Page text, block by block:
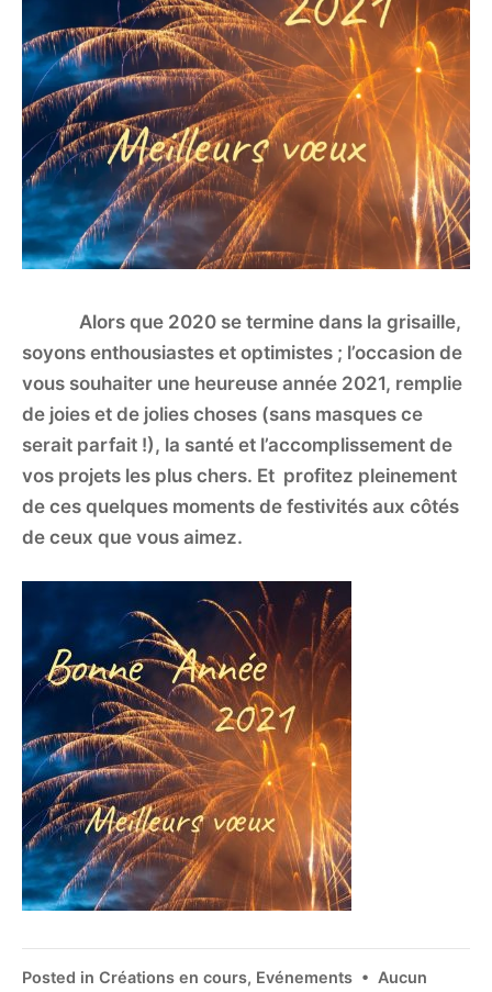
Alors que 2020 se termine dans la grisaille,
soyons enthousiastes et optimistes ; l’occasion de
vous souhaiter une heureuse année 2021, remplie
de joies et de jolies choses (sans masques ce
serait parfait !), la santé et l’accomplissement de
vos projets les plus chers. Et profitez pleinement
de ces quelques moments de festivités aux côtés
de ceux que vous aimez.
Posted in Créations en cours, Evénements • Aucun